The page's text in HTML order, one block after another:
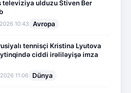
televiziya ulduzu Stiven Ber
10:43 Avropa
tennisçi Kristina Lyutova
ciddi irəliləyişə imza
11:06 Dünya